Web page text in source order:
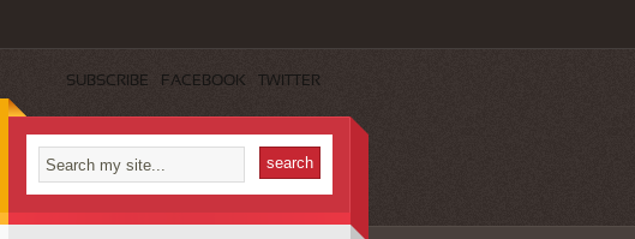
SUBSCRIBE FACEBOOK TWITTER